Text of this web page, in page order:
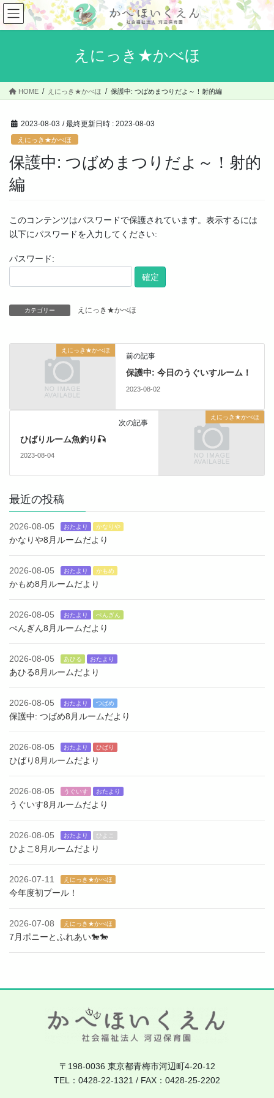
コ
ン
テ
ス
ナ
ビ
ゲ
ン
えにっき★かべほ
HOME えにっき★かべほ 保護中: つばめまつりだよ～！射的編
2023-08-03 / 最終更新日時 : 2023-08-03
えにっき★かべほ
保護中: つばめまつりだよ～！射的
編
このコンテンツはパスワードで保護されています。表示するには
以下にパスワードを入力してください:
パスワード:
カテゴリー えにっき★かべほ
えにっき★かべほ
前の記事
保護中: 今日のうぐいすルーム！
2023-08-02
えにっき★かべほ
次の記事
ひばりルーム魚釣り🎣
2023-08-04
最近の投稿
2026-08-05 おたより かなりや
かなりや8月ルームだより
2026-08-05 おたより かもめ
かもめ8月ルームだより
2026-08-05 おたより ぺんぎん
ぺんぎん8月ルームだより
2026-08-05 あひる おたより
あひる8月ルームだより
2026-08-05 おたより つばめ
保護中: つばめ8月ルームだより
2026-08-05 おたより ひばり
ひばり8月ルームだより
2026-08-05 うぐいす おたより
うぐいす8月ルームだより
2026-08-05 おたより ひよこ
ひよこ8月ルームだより
2026-07-11 えにっき★かべほ
今年度初プール！
2026-07-08 えにっき★かべほ
7月ポニーとふれあい🐎🐎
〒198-0036 東京都青梅市河辺町4-20-12
TEL：0428-22-1321 / FAX：0428-25-2202